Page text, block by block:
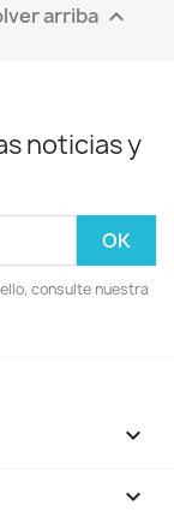
arriba 
noticias y
consulte nuestra

